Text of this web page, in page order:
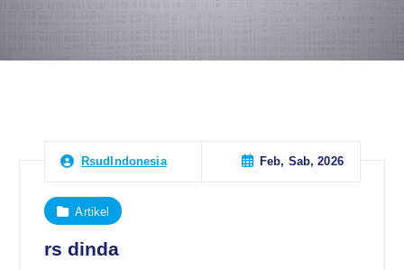
RsudIndonesia Feb, Sab, 2026
Artikel
rs dinda